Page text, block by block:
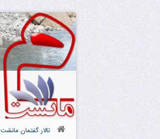
تالار گفتمان مانشت